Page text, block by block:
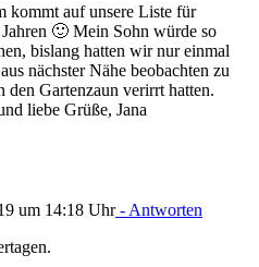
kommt auf unsere Liste für
🙂 Mein Sohn würde so
bislang hatten wir nur einmal
nächster Nähe beobachten zu
den Gartenzaun verirrt hatten.
liebe Grüße, Jana
um 14:18 Uhr- Antworten